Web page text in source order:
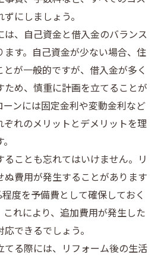
にしましょう。
、自己資金と借入金のバランス
ます。自己資金が少ない場合、住
が一般的ですが、借入金が多く
め、慎重に計画を立てることが
ンには固定金利や変動金利など
れのメリットとデメリットを理
ることも忘れてはいけません。リ
ぬ費用が発生することがあります
度を予備費として確保しておく
れにより、追加費用が発生した
できるでしょう。
る際には、リフォーム後の生活